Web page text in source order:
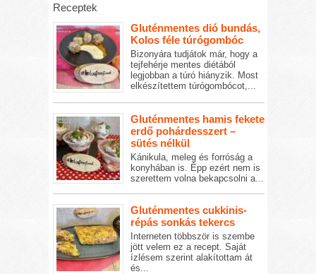
Receptek
Gluténmentes dió bundás,
Kolos féle túrógombóc
Bizonyára tudjátok már, hogy a
tejfehérje mentes diétából
legjobban a túró hiányzik. Most
elkészítettem túrógombócot,...
Gluténmentes hamis fekete
erdő pohárdesszert –
sütés nélkül
Kánikula, meleg és forróság a
konyhában is. Épp ezért nem is
szerettem volna bekapcsolni a...
Gluténmentes cukkinis-
répás sonkás tekercs
Interneten többször is szembe
jött velem ez a recept. Saját
ízlésem szerint alakítottam át
és...